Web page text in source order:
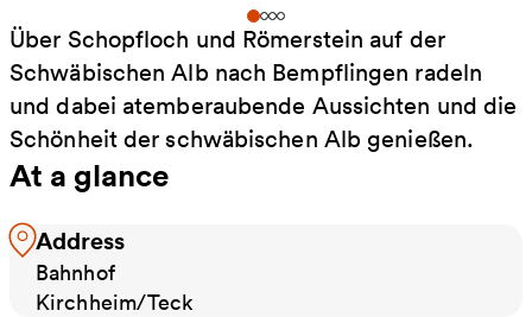
Über Schopfloch und Römerstein auf der
Schwäbischen Alb nach Bempflingen radeln
und dabei atemberaubende Aussichten und die
Schönheit der schwäbischen Alb genießen.
At a glance
Address
Bahnhof
Kirchheim/Teck